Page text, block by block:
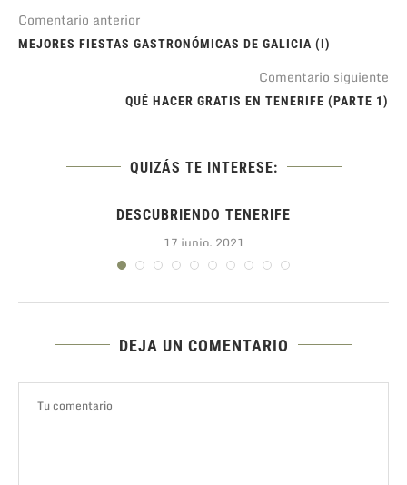
Comentario anterior
MEJORES FIESTAS GASTRONÓMICAS DE GALICIA (I)
Comentario siguiente
QUÉ HACER GRATIS EN TENERIFE (PARTE 1)
QUIZÁS TE INTERESE:
DESCUBRIENDO TENERIFE
17 junio, 2021
DEJA UN COMENTARIO